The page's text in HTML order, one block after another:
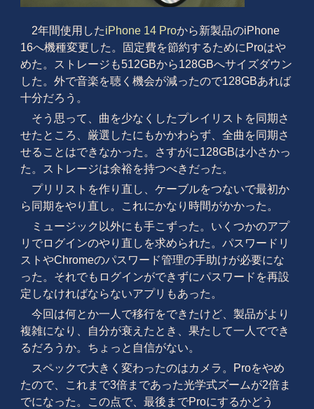
2年間使用したiPhone 14 Proから新製品のiPhone
16へ機種変更した。固定費を節約するためにProはや
めた。ストレージも512GBから128GBへサイズダウン
した。外で音楽を聴く機会が減ったので128GBあれば
十分だろう。
そう思って、曲を少なくしたプレイリストを同期さ
せたところ、厳選したにもかかわらず、全曲を同期さ
せることはできなかった。さすがに128GBは小さかっ
た。ストレージは余裕を持つべきだった。
プリリストを作り直し、ケーブルをつないで最初か
ら同期をやり直し。これにかなり時間がかかった。
ミュージック以外にも手こずった。いくつかのアプ
リでログインのやり直しを求められた。パスワードリ
ストやChromeのパスワード管理の手助けが必要にな
った。それでもログインができずにパスワードを再設
定しなければならないアプリもあった。
今回は何とか一人で移行をできたけど、製品がより
複雑になり、自分が衰えたとき、果たして一人ででき
るだろうか。ちょっと自信がない。
スペックで大きく変わったのはカメラ。Proをやめ
たので、これまで3倍まであった光学式ズームが2倍ま
でになった。この点で、最後までProにするかどう